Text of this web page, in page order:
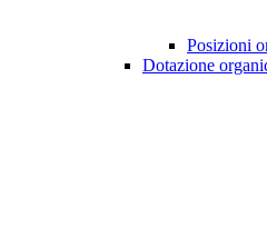
Posizioni
Dotazione